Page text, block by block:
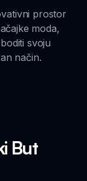
prostor
moda,
svoju
način.
But